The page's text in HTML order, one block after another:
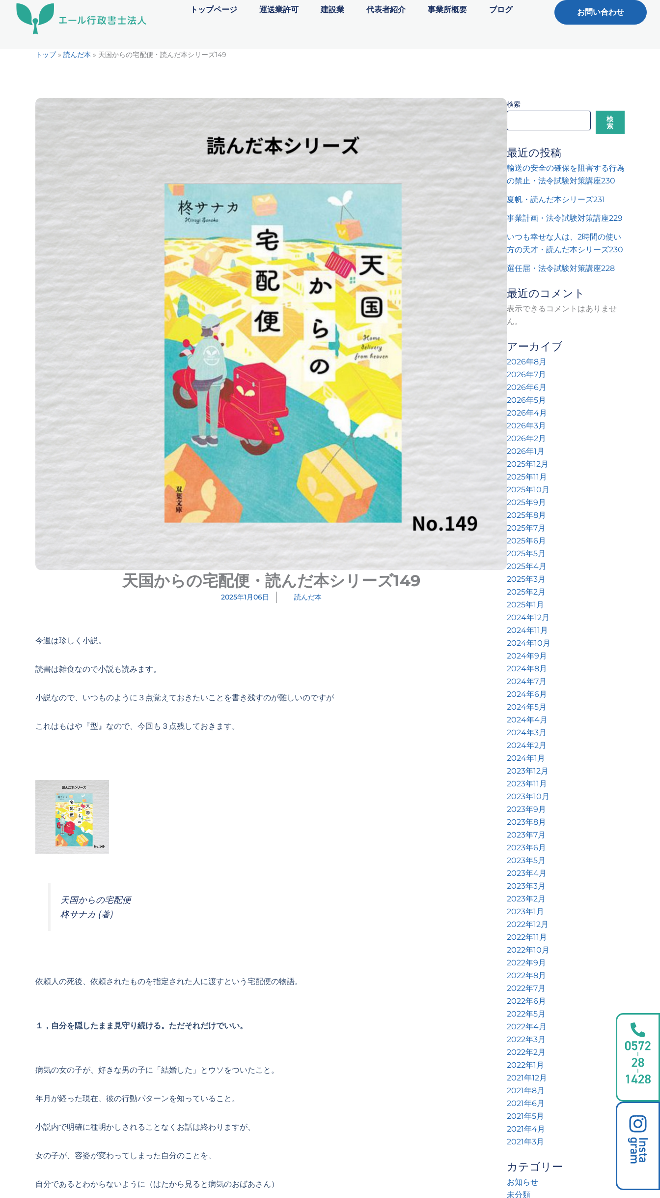
トップページ 運送業許可 建設業 代表者紹介 事業所概要 ブログ お問い合わせ
トップ» 読んだ本 » 天国からの宅配便・読んだ本シリーズ149
天国からの宅配便・読んだ本シリーズ149
2025年1月06日 読んだ本
今週は珍しく小説。
読書は雑食なので小説も読みます。
小説なので、いつものように３点覚えておきたいことを書き残すのが難しいのですが
これはもはや『型』なので、今回も３点残しておきます。
天国からの宅配便
柊サナカ (著)
依頼人の死後、依頼されたものを指定された人に渡すという宅配便の物語。
１，自分を隠したまま見守り続ける。ただそれだけでいい。
病気の女の子が、好きな男の子に「結婚した」とウソをついたこと。
年月が経った現在、彼の行動パターンを知っていること。
小説内で明確に種明かしされることなくお話は終わりますが、
女の子が、容姿が変わってしまった自分のことを、
自分であるとわからないように（はたから見ると病気のおばあさん）
検索
検
索
最近の投稿
輸送の安全の確保を阻害する行為
の禁止・法令試験対策講座230
夏帆・読んだ本シリーズ231
事業計画・法令試験対策講座229
いつも幸せな人は、2時間の使い
方の天才・読んだ本シリーズ230
選任届・法令試験対策講座228
最近のコメント
表示できるコメントはありませ
ん。
アーカイブ
2026年8月
2026年7月
2026年6月
2026年5月
2026年4月
2026年3月
2026年2月
2026年1月
2025年12月
2025年11月
2025年10月
2025年9月
2025年8月
2025年7月
2025年6月
2025年5月
2025年4月
2025年3月
2025年2月
2025年1月
2024年12月
2024年11月
2024年10月
2024年9月
2024年8月
2024年7月
2024年6月
2024年5月
2024年4月
2024年3月
2024年2月
2024年1月
2023年12月
2023年11月
2023年10月
2023年9月
2023年8月
2023年7月
2023年6月
2023年5月
2023年4月
2023年3月
2023年2月
2023年1月
2022年12月
2022年11月
2022年10月
2022年9月
2022年8月
2022年7月
2022年6月
2022年5月
2022年4月
2022年3月
2022年2月
2022年1月
2021年12月
2021年8月
2021年6月
2021年5月
2021年4月
2021年3月
カテゴリー
お知らせ
未分類